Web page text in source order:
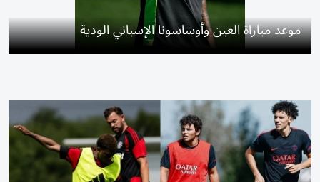
موعد مباراة العين وأوساسونا الإسباني الودية